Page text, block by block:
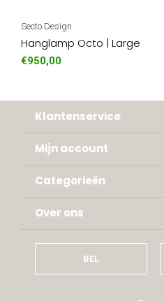
Secto Design
Hanglamp Octo | Large
€950,00
Klantenservice
Mijn account
Categorieën
Over ons
BEL